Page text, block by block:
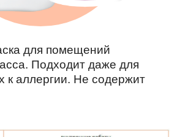
Подходит даже для
Не содержит